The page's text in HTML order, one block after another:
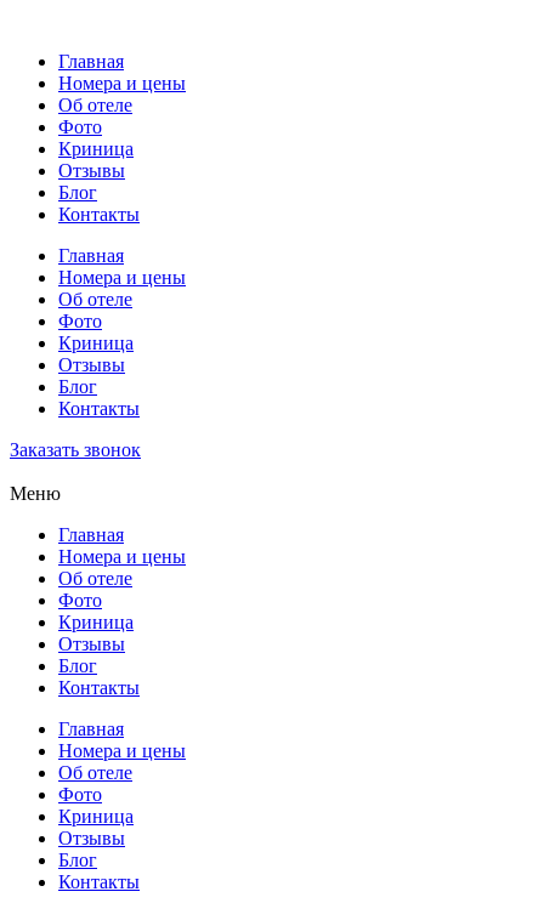
Главная
Номера и цены
Об отеле
Фото
Криница
Отзывы
Блог
Контакты
Главная
Номера и цены
Об отеле
Фото
Криница
Отзывы
Блог
Контакты
Заказать звонок
Меню
Главная
Номера и цены
Об отеле
Фото
Криница
Отзывы
Блог
Контакты
Главная
Номера и цены
Об отеле
Фото
Криница
Отзывы
Блог
Контакты